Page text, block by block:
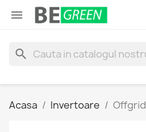

search
Acasa Invertoare Offgrid